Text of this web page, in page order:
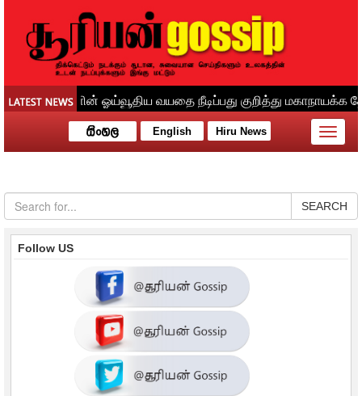
English Hiru News
Toggle
SEARCH
Follow US